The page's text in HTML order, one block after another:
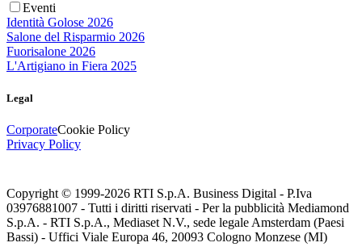
Eventi
Identità Golose 2026
Salone del Risparmio 2026
Fuorisalone 2026
L'Artigiano in Fiera 2025
Legal
CorporateCookie Policy
Privacy Policy
Copyright © 1999-2026 RTI S.p.A. Business Digital - P.Iva
03976881007 - Tutti i diritti riservati - Per la pubblicità Mediamond
S.p.A. - RTI S.p.A., Mediaset N.V., sede legale Amsterdam (Paesi
Bassi) - Uffici Viale Europa 46, 20093 Cologno Monzese (MI)